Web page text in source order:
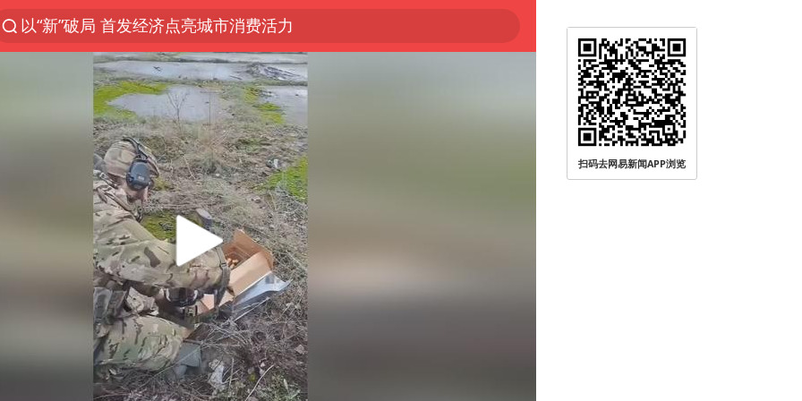
以“新”破局 首发经济点亮城市消费活力
47岁妈妈突然产女 26岁女儿：很震惊
阿根廷足协发文力挺因凡蒂诺
日本广岛民众举行游行反对政府行径
日韩股市高开跳水 SK海力士下挫转跌
AI能不能接广告
台风白海豚最新路径研判来了
OpenAI为免费用户升级GPT-5.6 Luna
我国编制完成新版全月地质图
现代版摸金校尉落网查获400多枚古币
毛宁转发梯田音乐会视频海外网友赞叹
扫码去网易新闻APP浏览